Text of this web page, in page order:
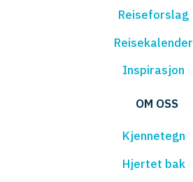
Reiseforslag
Reisekalender
Inspirasjon
OM OSS
Kjennetegn
Hjertet bak